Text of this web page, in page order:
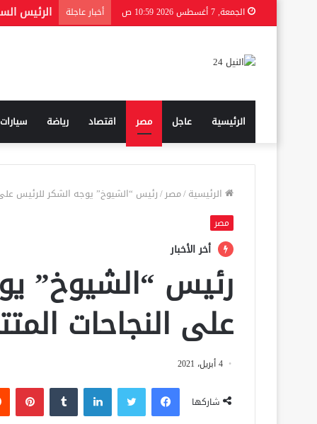
الجمعة, 7 أغسطس 2026 10:59 ص أخبار عاجلة
الرئيسية عاجل مصر اقتصاد رياضة سيارات
الرئيسية/مصر/رئيس “الشيوخ” يوجه الشكر للرئيس على
مصر
أخر الأخبار
رئيس “الشيوخ”
على النجاحات
4 أبريل، 2021
شاركها
فيسبوك لينكدإن بينتيريست